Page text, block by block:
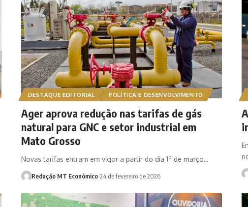
DESTAQUE EDITORIAL POLÍTICA E DESENVOLVIMENTO
Ager aprova redução nas tarifas de gás
natural para GNC e setor industrial em
Mato Grosso
Novas tarifas entram em vigor a partir do dia 1º de março…
Redação MT Econômico 24 de fevereiro de 2026